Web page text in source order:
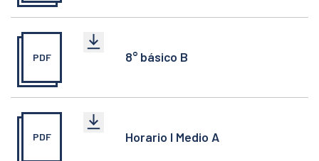
PDF 8° básico B
PDF Horario I Medio A